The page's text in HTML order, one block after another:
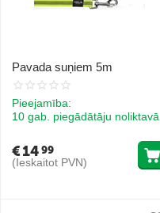
Pavada suņiem 5m
Pieejamība:
10 gab. piegādātāju noliktavā
€1499
(Ieskaitot PVN)